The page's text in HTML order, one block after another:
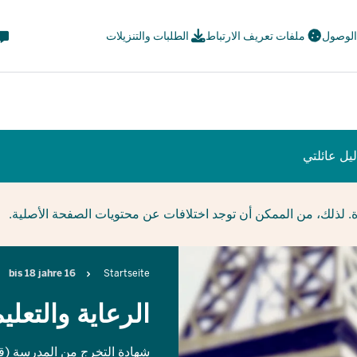
الوصول ملفات تعريف الارتباط الطلبات والتنزيلات
عائلتي
لذلك، من الممكن أن توجد اختلافات عن محتويات الصفحة الأصلية.
Breadcrumb
Startseite
16 bis 18 jahre
الرعاية
شهادة التخرج من المدرسة